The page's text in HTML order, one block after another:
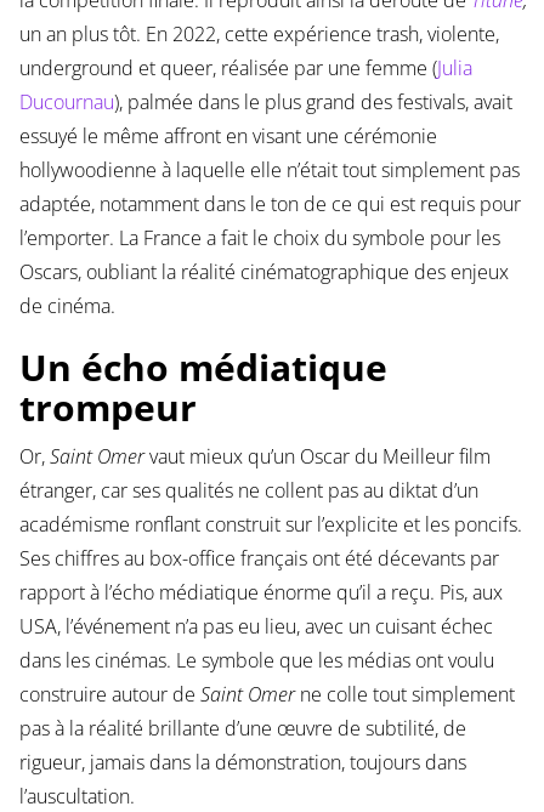
un an plus tôt. En 2022, cette expérience trash, violente,
underground et queer, réalisée par une femme (Julia
Ducournau), palmée dans le plus grand des festivals, avait
essuyé le même affront en visant une cérémonie
hollywoodienne à laquelle elle n’était tout simplement pas
adaptée, notamment dans le ton de ce qui est requis pour
l’emporter. La France a fait le choix du symbole pour les
Oscars, oubliant la réalité cinématographique des enjeux
de cinéma.
Un écho médiatique
trompeur
Or,Saint Omervaut mieux qu’un Oscar du Meilleur film
étranger, car ses qualités ne collent pas au diktat d’un
académisme ronflant construit sur l’explicite et les poncifs.
Ses chiffres au box-office français ont été décevants par
rapport à l’écho médiatique énorme qu’il a reçu. Pis, aux
USA, l’événement n’a pas eu lieu, avec un cuisant échec
dans les cinémas. Le symbole que les médias ont voulu
construire autour de Saint Omerne colle tout simplement
pas à la réalité brillante d’une œuvre de subtilité, de
rigueur, jamais dans la démonstration, toujours dans
l’auscultation.